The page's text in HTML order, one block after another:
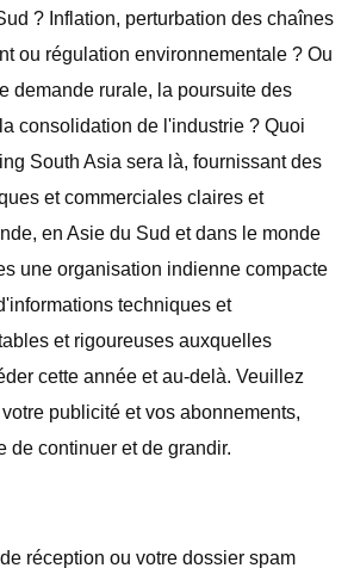
? Inflation, perturbation des chaînes
ou régulation environnementale ? Ou
demande rurale, la poursuite des
consolidation de l'industrie ? Quoi
South Asia sera là, fournissant des
et commerciales claires et
en Asie du Sud et dans le monde
une organisation indienne compacte
techniques et
et rigoureuses auxquelles
cette année et au-delà. Veuillez
publicité et vos abonnements,
de continuer et de grandir.
réception ou votre dossier spam